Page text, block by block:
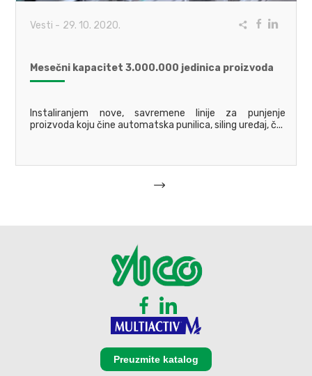
Vesti - 29. 10. 2020.
Mesečni kapacitet 3.000.000 jedinica proizvoda
Instaliranjem nove, savremene linije za punjenje
proizvoda koju čine automatska punilica, siling uređaj, č...
Preuzmite katalog